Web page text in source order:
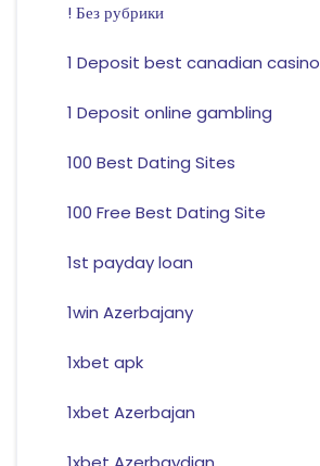
! Без рубрики
1 Deposit best canadian casino
1 Deposit online gambling
100 Best Dating Sites
100 Free Best Dating Site
1st payday loan
1win Azerbajany
1xbet apk
1xbet Azerbajan